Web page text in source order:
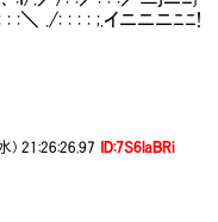
＼ ./: : : : ;.イニニニﾆﾆ!
) 21:26:26.97 ID:7S6laBRi